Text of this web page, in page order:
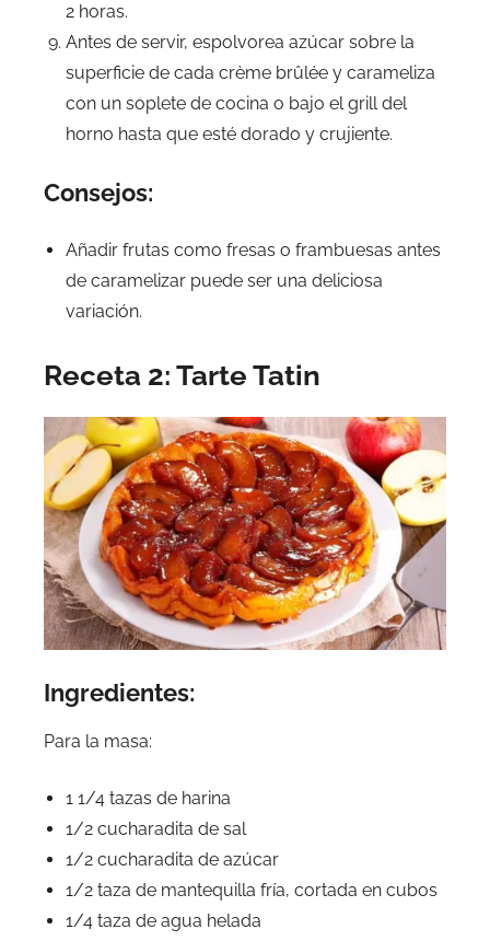
2 horas.
Antes de servir, espolvorea azúcar sobre la
superficie de cada crème brûlée y carameliza
con un soplete de cocina o bajo el grill del
horno hasta que esté dorado y crujiente.
Consejos:
Añadir frutas como fresas o frambuesas antes
de caramelizar puede ser una deliciosa
variación.
Receta 2: Tarte Tatin
Ingredientes:
Para la masa:
1 1/4 tazas de harina
1/2 cucharadita de sal
1/2 cucharadita de azúcar
1/2 taza de mantequilla fría, cortada en cubos
1/4 taza de agua helada